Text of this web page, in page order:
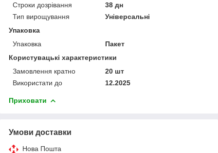
Строки дозрівання
38 дн
Тип вирощування
Універсальні
Упаковка
Упаковка
Пакет
Користувацькі характеристики
Замовлення кратно
20 шт
Використати до
12.2025
Приховати
Умови доставки
Нова Пошта